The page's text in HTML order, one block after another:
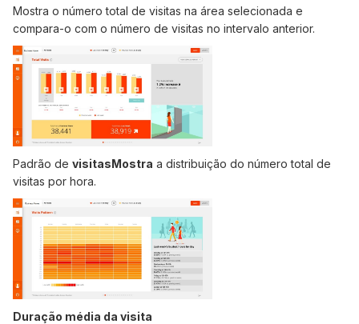
Mostra o número total de visitas na área selecionada e
compara-o com o número de visitas no intervalo anterior.
Padrão de visitasMostra a distribuição do número total de
visitas por hora.
Duração média da visita